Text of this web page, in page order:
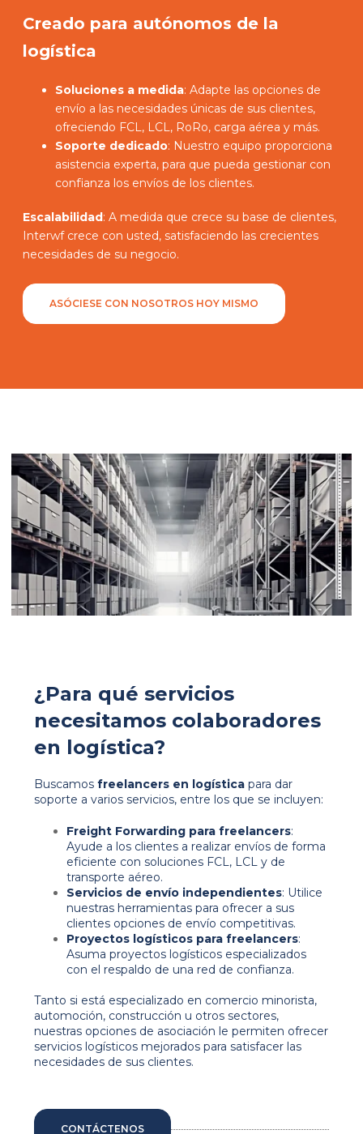
Creado para autónomos de la
logística
Soluciones a medida: Adapte las opciones de
envío a las necesidades únicas de sus clientes,
ofreciendo FCL, LCL, RoRo, carga aérea y más.
Soporte dedicado: Nuestro equipo proporciona
asistencia experta, para que pueda gestionar con
confianza los envíos de los clientes.
Escalabilidad : A medida que crece su base de clientes,
Interwf crece con usted, satisfaciendo las crecientes
necesidades de su negocio.
ASÓCIESE CON NOSOTROS HOY MISMO
¿Para qué servicios
necesitamos colaboradores
en logística?
Buscamos freelancers en logística para dar
soporte a varios servicios, entre los que se incluyen:
Freight Forwarding para freelancers:
Ayude a los clientes a realizar envíos de forma
eficiente con soluciones FCL, LCL y de
transporte aéreo.
Servicios de envío independientes: Utilice
nuestras herramientas para ofrecer a sus
clientes opciones de envío competitivas.
Proyectos logísticos para freelancers:
Asuma proyectos logísticos especializados
con el respaldo de una red de confianza.
Tanto si está especializado en comercio minorista,
automoción, construcción u otros sectores,
nuestras opciones de asociación le permiten ofrecer
servicios logísticos mejorados para satisfacer las
necesidades de sus clientes.
CONTÁCTENOS